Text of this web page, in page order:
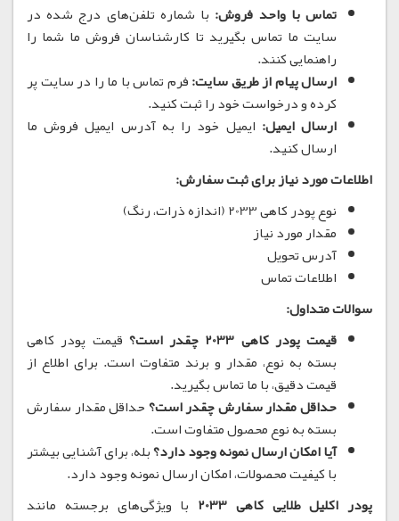
تماس با واحد فروش: با شماره تلفن‌های درج شده در
سایت ما تماس بگیرید تا کارشناسان فروش ما شما را
راهنمایی کنند.
ارسال پیام از طریق سایت:فرم تماس با ما را در سایت پر
کرده و درخواست خود را ثبت کنید.
ارسال ایمیل: ایمیل خود را به آدرس ایمیل فروش ما
ارسال کنید.
اطلاعات مورد نیاز برای ثبت سفارش:
نوع پودر کاهی 2033 (اندازه ذرات، رنگ)
مقدار مورد نیاز
آدرس تحویل
اطلاعات تماس
سوالات متداول:
قیمت پودر کاهی 2033 چقدر است؟
قیمت پودر کاهی
بسته به نوع، مقدار و برند متفاوت است. برای اطلاع از
قیمت دقیق، با ما تماس بگیرید.
حداقل مقدار سفارش چقدر است؟حداقل مقدار سفارش
بسته به نوع محصول متفاوت است.
آیا امکان ارسال نمونه وجود دارد؟بله، برای آشنایی بیشتر
با کیفیت محصولات، امکان ارسال نمونه وجود دارد.
پودر اکلیل طلایی کاهی 2033
با ویژگی‌های برجسته مانند